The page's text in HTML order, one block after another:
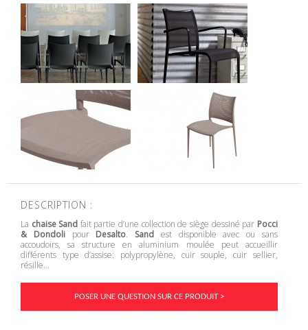
DESCRIPTION :
La chaise Sand fait partie d’une collection de siège dessiné par Pocci
& Dondolipour Desalto. Sand est disponible avec ou sans
accoudoirs, sa structure en aluminium moulée peut accueillir
différents type d’assise: polypropylène, cuir souple, cuir sellier,
résille…
POSER UNE QUESTION SUR CE PRODUIT >